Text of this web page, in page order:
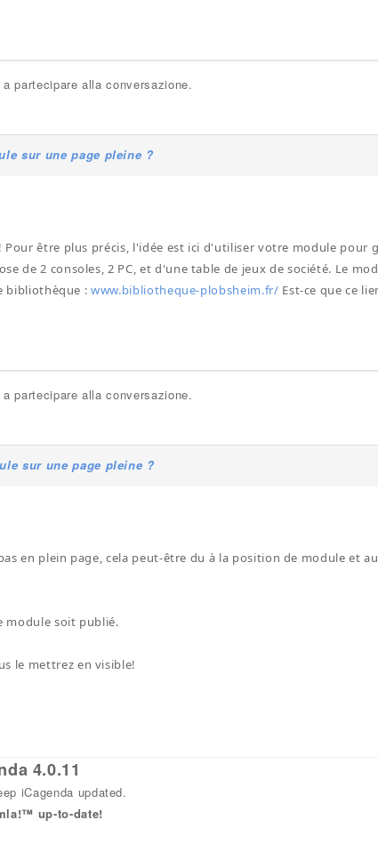
a partecipare alla conversazione.
sur une page pleine ?
Pour être plus précis, l'idée est ici d'utiliser votre module pour
de 2 consoles, 2 PC, et d'une table de jeux de société. Le
bibliothèque :www.bibliotheque-plobsheim.fr/ Est-ce que ce
a partecipare alla conversazione.
sur une page pleine ?
en plein page, cela peut-être du à la position de module et
module soit publié.
le mettrez en visible!
4.0.11
iCagenda updated.
up-to-date!